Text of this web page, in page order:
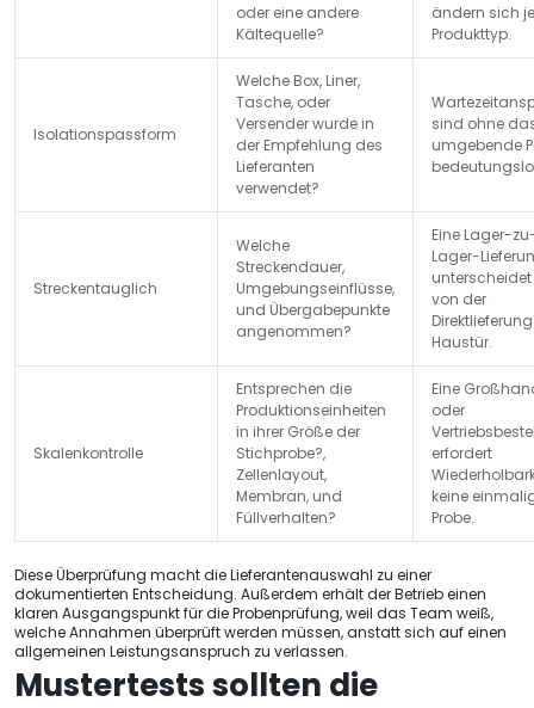
oder eine andere
Kältequelle?
ändern sich
Produkttyp.
Isolationspassform
Welche Box, Liner,
Tasche, oder
Versender wurde in
der Empfehlung des
Lieferanten
verwendet?
sind ohne
umgebende
Streckentauglich
Welche
Streckendauer,
Umgebungseinflüsse,
und Übergabepunkte
angenommen?
Eine Lager-
Lager-
von der
Haustür.
Skalenkontrolle
Entsprechen die
Produktionseinheiten
in ihrer Größe der
Stichprobe?,
Zellenlayout,
Membran, und
Füllverhalten?
Eine
oder
erfordert
keine
Probe.
Diese Überprüfung macht die Lieferantenauswahl zu einer
dokumentierten Entscheidung. Außerdem erhält der Betrieb einen
klaren Ausgangspunkt für die Probenprüfung, weil das Team weiß,
welche Annahmen überprüft werden müssen, anstatt sich auf einen
allgemeinen Leistungsanspruch zu verlassen.
Mustertests sollten die